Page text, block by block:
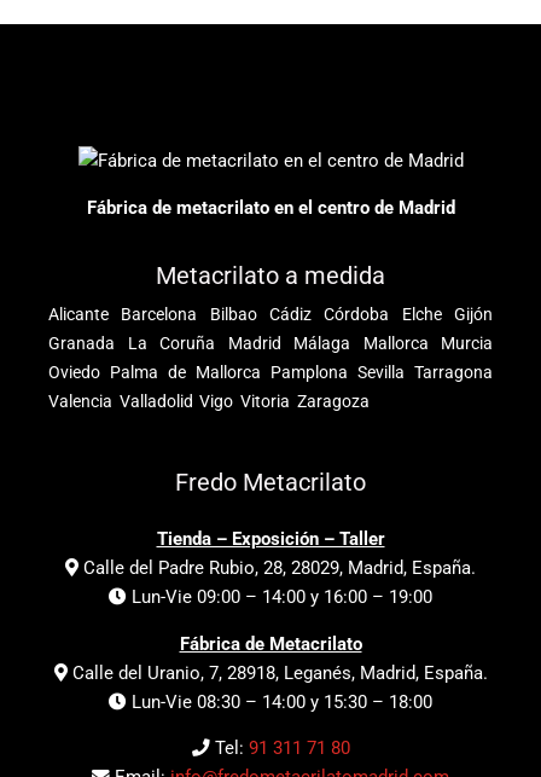
Fábrica de metacrilato en el centro de Madrid
Metacrilato a medida
Alicante Barcelona Bilbao Cádiz Córdoba Elche
Gijón
Granada
La Coruña Madrid Málaga Mallorca
Murcia
Oviedo Palma de Mallorca Pamplona Sevilla Tarragona
Valencia Valladolid Vigo Vitoria Zaragoza
Fredo Metacrilato
Tienda – Exposición – Taller
Calle del Padre Rubio, 28, 28029, Madrid, España.
Lun-Vie 09:00 – 14:00 y 16:00 – 19:00
Fábrica de Metacrilato
Calle del Uranio, 7, 28918, Leganés, Madrid, España.
Lun-Vie 08:30 – 14:00 y 15:30 – 18:00
Tel: 91 311 71 80